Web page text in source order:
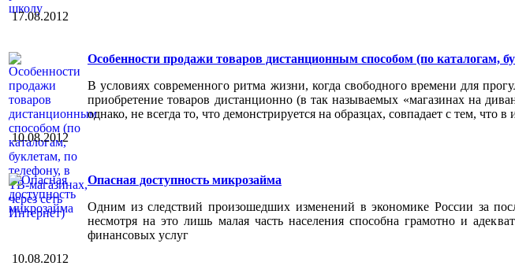
17.08.2012
Особенности продажи товаров дистанционным способом (по каталогам,
В условиях современного ритма жизни, когда свободного времени для
приобретение товаров дистанционно (в так называемых «магазинах на
однако, не всегда то, что демонстрируется на образцах, совпадает с тем, что в
10.08.2012
Опасная доступность микрозайма
Одним из следствий произошедших изменений в экономике России за
несмотря на это лишь малая часть населения способна грамотно и
финансовых услуг
10.08.2012